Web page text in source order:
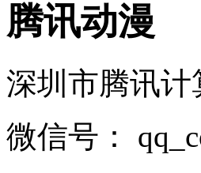
腾讯动漫
深圳市腾讯计
微信号：